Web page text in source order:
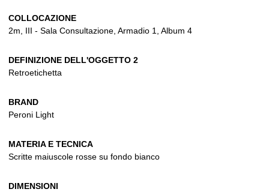
COLLOCAZIONE
2m, III - Sala Consultazione, Armadio 1, Album 4
DEFINIZIONE DELL'OGGETTO 2
Retroetichetta
BRAND
Peroni Light
MATERIA E TECNICA
Scritte maiuscole rosse su fondo bianco
DIMENSIONI